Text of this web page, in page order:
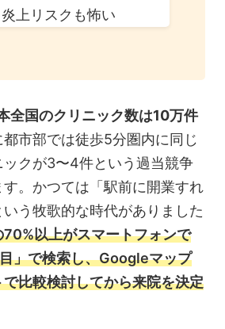
上リスクも怖い
全国のクリニック数は10万件
市部では徒歩5分圏内に同じ
クが3〜4件という過当競争
。かつては「駅前に開業すれ
う牧歌的な時代がありました
70%以上がスマートフォンで
」で検索し、Googleマップ
比較検討してから来院を決定